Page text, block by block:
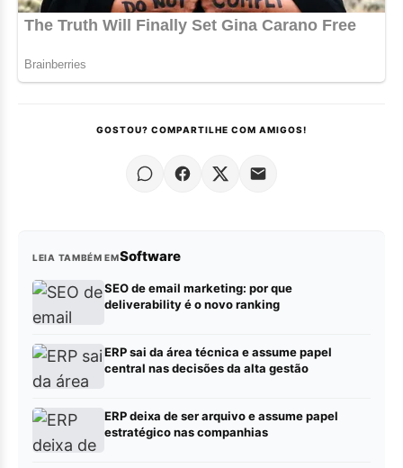
GOSTOU? COMPARTILHE COM AMIGOS!
LEIA TAMBÉM EMSoftware
SEO de email marketing: por que
deliverability é o novo ranking
ERP sai da área técnica e assume papel
central nas decisões da alta gestão
ERP deixa de ser arquivo e assume papel
estratégico nas companhias